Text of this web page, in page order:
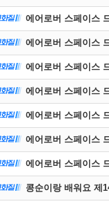
에어로버 스페이스
에어로버 스페이스
에어로버 스페이스
에어로버 스페이스
에어로버 스페이스
에어로버 스페이스
에어로버 스페이스
콩순이랑 배워요 제